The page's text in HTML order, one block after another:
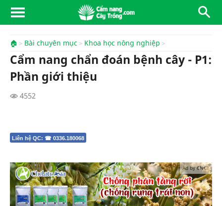
🏠 Bài chuyên mục Khoa học nông nghiệp
Cẩm nang chẩn đoán bệnh cây - P1:
Phần giới thiệu
4552
Liên hệ QC: ☎ 0336.180068
Ad by CNCT